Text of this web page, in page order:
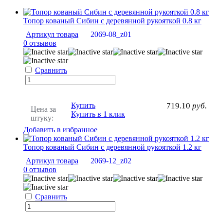
Топор кованый Сибин с деревянной рукояткой 0.8 кг
Артикул товара
2069-08_z01
0 отзывов
Сравнить
Цена за
штуку:
719.10 руб.
Купить
Купить в 1 клик
Добавить в избранное
Топор кованый Сибин с деревянной рукояткой 1.2 кг
Артикул товара
2069-12_z02
0 отзывов
Сравнить